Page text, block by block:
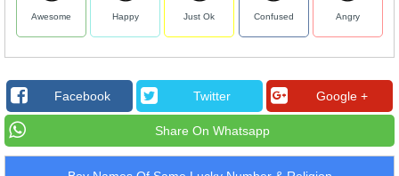
Awesome Happy Just Ok Confused Angry
Facebook Twitter Google +
Share On Whatsapp